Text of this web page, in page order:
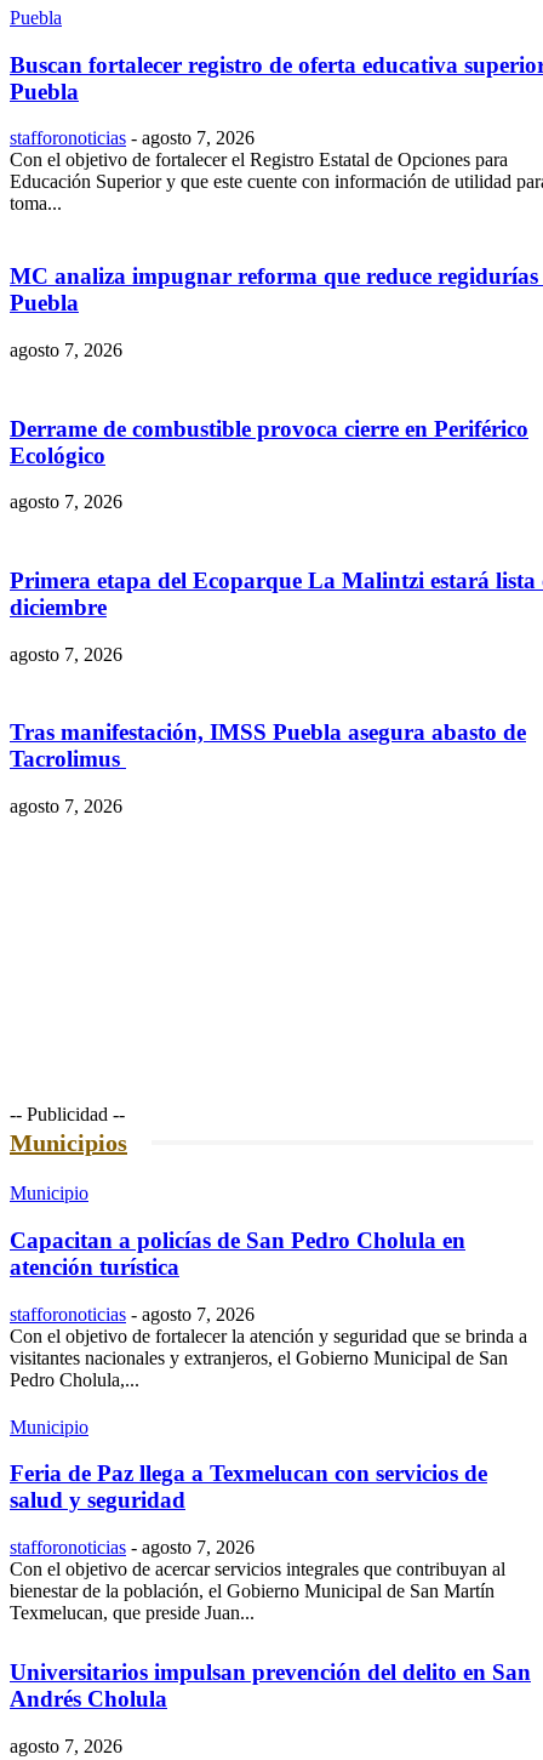
Puebla
Buscan fortalecer registro de oferta educativa
Puebla
stafforonoticias - agosto 7, 2026
Con el objetivo de fortalecer el Registro Estatal de Opciones para
Educación Superior y que este cuente con información de utilidad
toma...
MC analiza impugnar reforma que reduce regidurías
Puebla
agosto 7, 2026
Derrame de combustible provoca cierre en Periférico
Ecológico
agosto 7, 2026
Primera etapa del Ecoparque La Malintzi estará lista
diciembre
agosto 7, 2026
Tras manifestación, IMSS Puebla asegura abasto de
Tacrolimus
agosto 7, 2026
-- Publicidad --
Municipios
Municipio
Capacitan a policías de San Pedro Cholula en
atención turística
stafforonoticias - agosto 7, 2026
Con el objetivo de fortalecer la atención y seguridad que se brinda a
visitantes nacionales y extranjeros, el Gobierno Municipal de San
Pedro Cholula,...
Municipio
Feria de Paz llega a Texmelucan con servicios de
salud y seguridad
stafforonoticias - agosto 7, 2026
Con el objetivo de acercar servicios integrales que contribuyan al
bienestar de la población, el Gobierno Municipal de San Martín
Texmelucan, que preside Juan...
Universitarios impulsan prevención del delito en San
Andrés Cholula
agosto 7, 2026